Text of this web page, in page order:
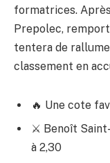
formatrices.
Prepolec,
tentera de
classement en
🔥 Une cote
⚔️ Benoît
à 2,30